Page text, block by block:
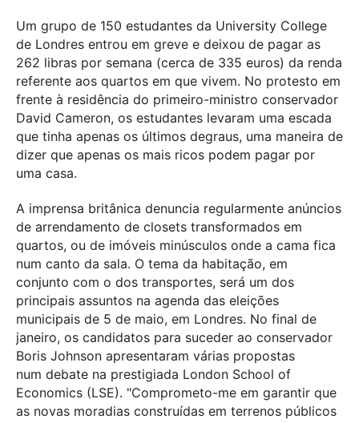
Um grupo de 150 estudantes da University College
de Londres entrou em greve e deixou de pagar as
262 libras por semana (cerca de 335 euros) da renda
referente aos quartos em que vivem. No protesto em
frente à residência do primeiro-ministro conservador
David Cameron, os estudantes levaram uma escada
que tinha apenas os últimos degraus, uma maneira de
dizer que apenas os mais ricos podem pagar por
uma casa.
A imprensa britânica denuncia regularmente anúncios
de arrendamento de closets transformados em
quartos, ou de imóveis minúsculos onde a cama fica
num canto da sala. O tema da habitação, em
conjunto com o dos transportes, será um dos
principais assuntos na agenda das eleições
municipais de 5 de maio, em Londres. No final de
janeiro, os candidatos para suceder ao conservador
Boris Johnson apresentaram várias propostas
num debate na prestigiada London School of
Economics (LSE). "Comprometo-me em garantir que
as novas moradias construídas em terrenos públicos